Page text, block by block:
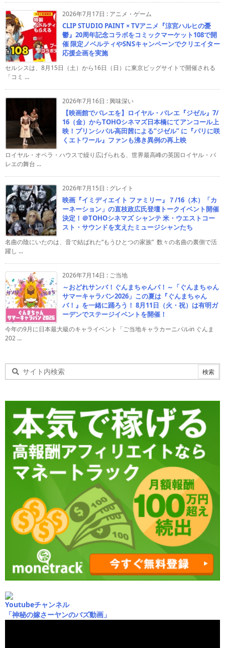
2026年7月17日 : アニメ・ゲーム
CLIP STUDIO PAINT × TVアニメ『涼宮ハルヒの憂
鬱』20周年記念コラボをコミックマーケット108で開
催 限定ノベルティやSNSキャンペーンでクリエイター
応援企画を実施
セルシスは、8月15日（土）から16日（日）に東京ビッグサイトで開催される
「コミ ...
2026年7月16日 :興味深い
【映画館でバレエを】ロイヤル・バレエ『ジゼル』7/
16（金）からTOHOシネマズ日本橋にてアンコール上
映！プリンシパル高田茜による“ジゼル” に『パリに咲
くエトワール』ファンも沸き異例の再上映
ロイヤル・オペラ・ハウスで繰り広げられる、世界最高峰の英国ロイヤル・バ
レエの舞台 ...
2026年7月15日 : グレイト
映画『イミディエイト ファミリー』７/16（木）「カ
ーネーション」の直枝政広氏登壇トークイベント開催
決定！＠TOHOシネマズ シャンテ 米・ウエストコー
スト・サウンドを支えたミュージシャンたち
名曲の陰にいたのは、音で結ばれた“もうひとつの家族” 数々の名曲の裏側で活
躍し ...
2026年7月14日 : ご当地
～おどれサンバ！ぐんまちゃんバ！～「ぐんまちゃん
サマーキャラバン2026」この夏は『ぐんまちゃん
バ！』を一緒に踊ろう！ 8月11日（火・祝）は有明ガ
ーデンでステージイベントを開催！
今年の9月に日本最大級のキャライベント「ご当地キャラカーニバルin ぐんま
202 ...
Youtubeチャンネル
「神秘の嫁さーヤンのバズ動画」